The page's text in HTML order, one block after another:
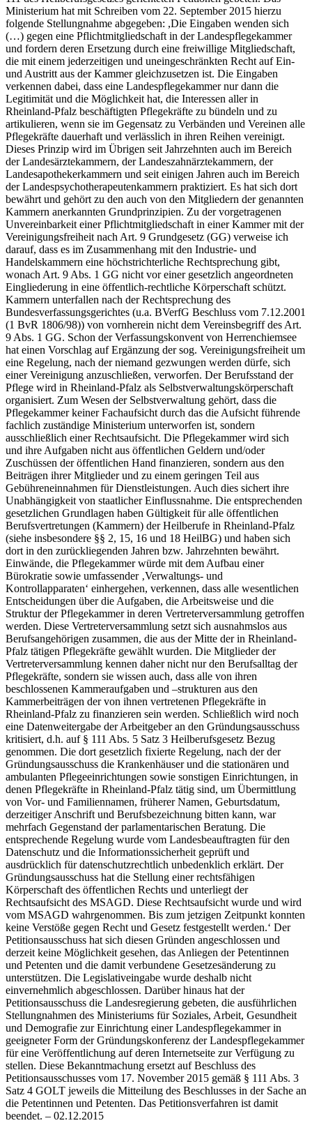
Ministerium hat mit Schreiben vom 22. September 2015 hierzu
folgende Stellungnahme abgegeben: ,Die Eingaben wenden sich
(…) gegen eine Pflichtmitgliedschaft in der Landespflegekammer
und fordern deren Ersetzung durch eine freiwillige Mitgliedschaft,
die mit einem jederzeitigen und uneingeschränkten Recht auf Ein-
und Austritt aus der Kammer gleichzusetzen ist. Die Eingaben
verkennen dabei, dass eine Landespflegekammer nur dann die
Legitimität und die Möglichkeit hat, die Interessen aller in
Rheinland-Pfalz beschäftigten Pflegekräfte zu bündeln und zu
artikulieren, wenn sie im Gegensatz zu Verbänden und Vereinen alle
Pflegekräfte dauerhaft und verlässlich in ihren Reihen vereinigt.
Dieses Prinzip wird im Übrigen seit Jahrzehnten auch im Bereich
der Landesärztekammern, der Landeszahnärztekammern, der
Landesapothekerkammern und seit einigen Jahren auch im Bereich
der Landespsychotherapeutenkammern praktiziert. Es hat sich dort
bewährt und gehört zu den auch von den Mitgliedern der genannten
Kammern anerkannten Grundprinzipien. Zu der vorgetragenen
Unvereinbarkeit einer Pflichtmitgliedschaft in einer Kammer mit der
Vereinigungsfreiheit nach Art. 9 Grundgesetz (GG) verweise ich
darauf, dass es im Zusammenhang mit den Industrie- und
Handelskammern eine höchstrichterliche Rechtsprechung gibt,
wonach Art. 9 Abs. 1 GG nicht vor einer gesetzlich angeordneten
Eingliederung in eine öffentlich-rechtliche Körperschaft schützt.
Kammern unterfallen nach der Rechtsprechung des
Bundesverfassungsgerichtes (u.a. BVerfG Beschluss vom 7.12.2001
(1 BvR 1806/98)) von vornherein nicht dem Vereinsbegriff des Art.
9 Abs. 1 GG. Schon der Verfassungskonvent von Herrenchiemsee
hat einen Vorschlag auf Ergänzung der sog. Vereinigungsfreiheit um
eine Regelung, nach der niemand gezwungen werden dürfe, sich
einer Vereinigung anzuschließen, verworfen. Der Berufsstand der
Pflege wird in Rheinland-Pfalz als Selbstverwaltungskörperschaft
organisiert. Zum Wesen der Selbstverwaltung gehört, dass die
Pflegekammer keiner Fachaufsicht durch das die Aufsicht führende
fachlich zuständige Ministerium unterworfen ist, sondern
ausschließlich einer Rechtsaufsicht. Die Pflegekammer wird sich
und ihre Aufgaben nicht aus öffentlichen Geldern und/oder
Zuschüssen der öffentlichen Hand finanzieren, sondern aus den
Beiträgen ihrer Mitglieder und zu einem geringen Teil aus
Gebühreneinnahmen für Dienstleistungen. Auch dies sichert ihre
Unabhängigkeit von staatlicher Einflussnahme. Die entsprechenden
gesetzlichen Grundlagen haben Gültigkeit für alle öffentlichen
Berufsvertretungen (Kammern) der Heilberufe in Rheinland-Pfalz
(siehe insbesondere §§ 2, 15, 16 und 18 HeilBG) und haben sich
dort in den zurückliegenden Jahren bzw. Jahrzehnten bewährt.
Einwände, die Pflegekammer würde mit dem Aufbau einer
Bürokratie sowie umfassender ‚Verwaltungs- und
Kontrollapparaten‘ einhergehen, verkennen, dass alle wesentlichen
Entscheidungen über die Aufgaben, die Arbeitsweise und die
Struktur der Pflegekammer in deren Vertreterversammlung getroffen
werden. Diese Vertreterversammlung setzt sich ausnahmslos aus
Berufsangehörigen zusammen, die aus der Mitte der in Rheinland-
Pfalz tätigen Pflegekräfte gewählt wurden. Die Mitglieder der
Vertreterversammlung kennen daher nicht nur den Berufsalltag der
Pflegekräfte, sondern sie wissen auch, dass alle von ihren
beschlossenen Kammeraufgaben und –strukturen aus den
Kammerbeiträgen der von ihnen vertretenen Pflegekräfte in
Rheinland-Pfalz zu finanzieren sein werden. Schließlich wird noch
eine Datenweitergabe der Arbeitgeber an den Gründungsausschuss
kritisiert, d.h. auf § 111 Abs. 5 Satz 3 Heilberufsgesetz Bezug
genommen. Die dort gesetzlich fixierte Regelung, nach der der
Gründungsausschuss die Krankenhäuser und die stationären und
ambulanten Pflegeeinrichtungen sowie sonstigen Einrichtungen, in
denen Pflegekräfte in Rheinland-Pfalz tätig sind, um Übermittlung
von Vor- und Familiennamen, früherer Namen, Geburtsdatum,
derzeitiger Anschrift und Berufsbezeichnung bitten kann, war
mehrfach Gegenstand der parlamentarischen Beratung. Die
entsprechende Regelung wurde vom Landesbeauftragten für den
Datenschutz und die Informationssicherheit geprüft und
ausdrücklich für datenschutzrechtlich unbedenklich erklärt. Der
Gründungsausschuss hat die Stellung einer rechtsfähigen
Körperschaft des öffentlichen Rechts und unterliegt der
Rechtsaufsicht des MSAGD. Diese Rechtsaufsicht wurde und wird
vom MSAGD wahrgenommen. Bis zum jetzigen Zeitpunkt konnten
keine Verstöße gegen Recht und Gesetz festgestellt werden.‘ Der
Petitionsausschuss hat sich diesen Gründen angeschlossen und
derzeit keine Möglichkeit gesehen, das Anliegen der Petentinnen
und Petenten und die damit verbundene Gesetzesänderung zu
unterstützen. Die Legislativeingabe wurde deshalb nicht
einvernehmlich abgeschlossen. Darüber hinaus hat der
Petitionsausschuss die Landesregierung gebeten, die ausführlichen
Stellungnahmen des Ministeriums für Soziales, Arbeit, Gesundheit
und Demografie zur Einrichtung einer Landespflegekammer in
geeigneter Form der Gründungskonferenz der Landespflegekammer
für eine Veröffentlichung auf deren Internetseite zur Verfügung zu
stellen. Diese Bekanntmachung ersetzt auf Beschluss des
Petitionsausschusses vom 17. November 2015 gemäß § 111 Abs. 3
Satz 4 GOLT jeweils die Mitteilung des Beschlusses in der Sache an
die Petentinnen und Petenten. Das Petitionsverfahren ist damit
beendet. – 02.12.2015